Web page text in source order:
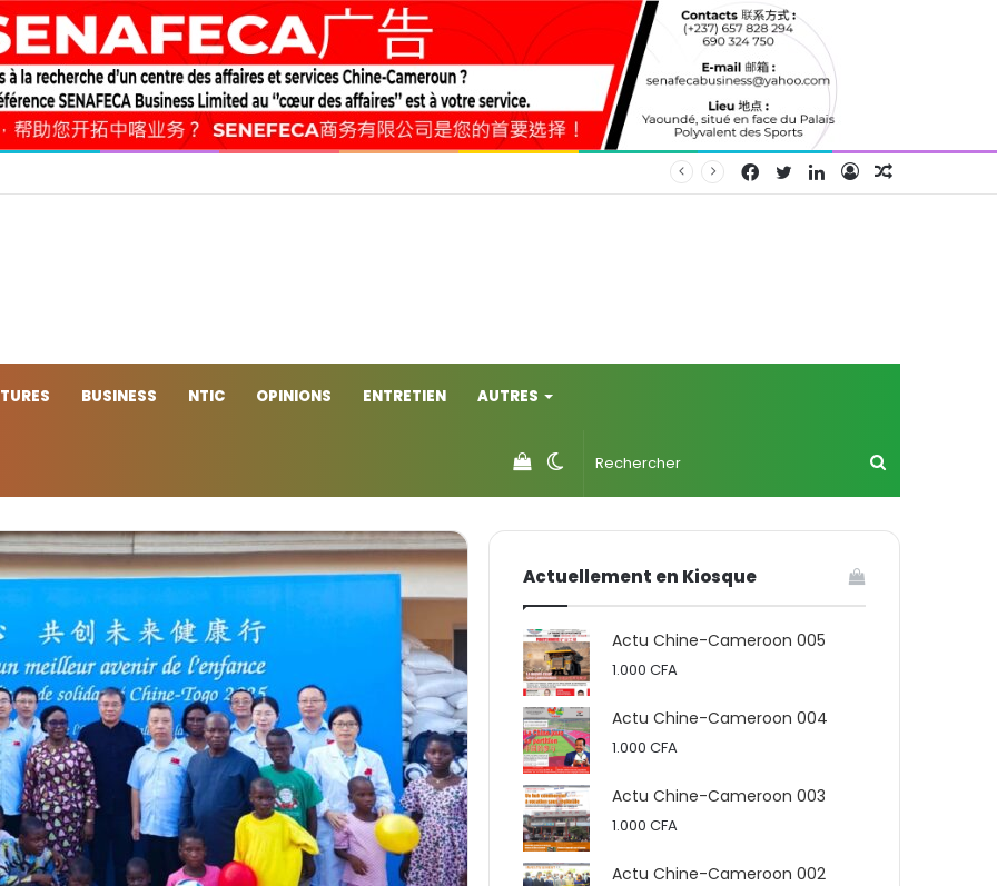
Connexion
Linkedin
Twitter
Facebook
BUSINESS NTIC OPINIONS ENTRETIEN AUTRES
Switch
skin
Voir
votre
Actuellement en Kiosque
Actu Chine-Cameroon 005
1.000CFA
Actu Chine-Cameroon 004
1.000CFA
Actu Chine-Cameroon 003
1.000CFA
Actu Chine-Cameroon 002